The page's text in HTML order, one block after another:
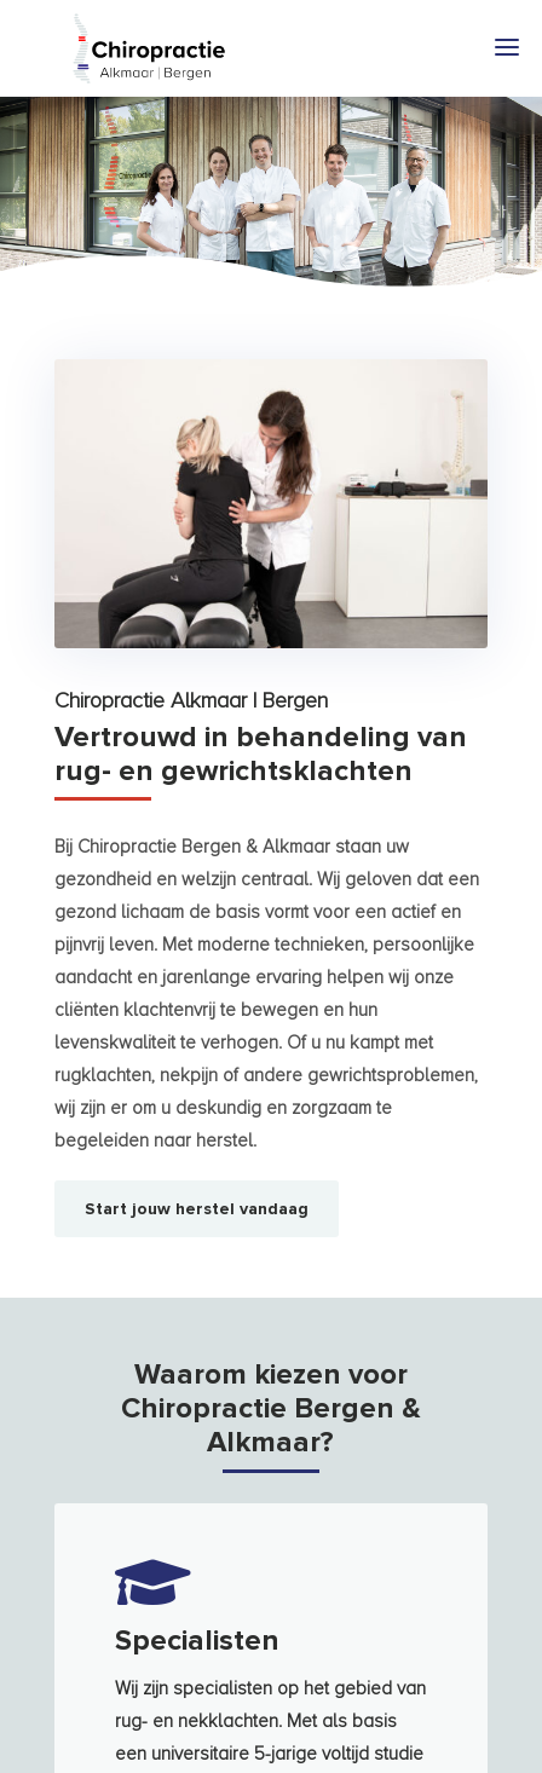
Chiropractie Alkmaar | Bergen
Vertrouwd in behandeling van
rug- en gewrichtsklachten
Bij Chiropractie Bergen & Alkmaar staan uw
gezondheid en welzijn centraal. Wij geloven dat een
gezond lichaam de basis vormt voor een actief en
pijnvrij leven. Met moderne technieken, persoonlijke
aandacht en jarenlange ervaring helpen wij onze
cliënten klachtenvrij te bewegen en hun
levenskwaliteit te verhogen. Of u nu kampt met
rugklachten, nekpijn of andere gewrichtsproblemen,
wij zijn er om u deskundig en zorgzaam te
begeleiden naar herstel.
Start jouw herstel vandaag
Waarom kiezen voor
Chiropractie Bergen &
Alkmaar?

Specialisten
Wij zijn specialisten op het gebied van
rug- en nekklachten. Met als basis
een universitaire 5-jarige voltijd studie